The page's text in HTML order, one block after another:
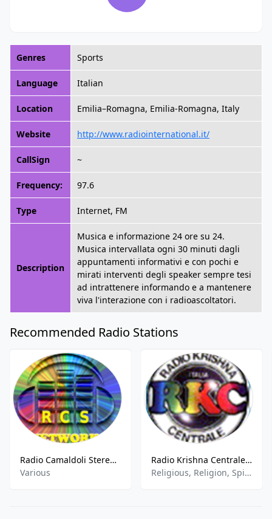
Genres Sports
Language Italian
Location Emilia–Romagna, Emilia-Romagna, Italy
Website http://www.radiointernational.it/
CallSign ~
Frequency: 97.6
Type Internet, FM
Description
Musica e informazione 24 ore su 24.
Musica intervallata ogni 30 minuti dagli
appuntamenti informativi e con pochi e
mirati interventi degli speaker sempre tesi
ad intrattenere informando e a mantenere
viva l'interazione con i radioascoltatori.
Recommended Radio Stations
Radio Camaldoli Stereo - 87.9 FM
Various
Radio Krishna Centrale - Medolago
Religious, Religion, Spirituality